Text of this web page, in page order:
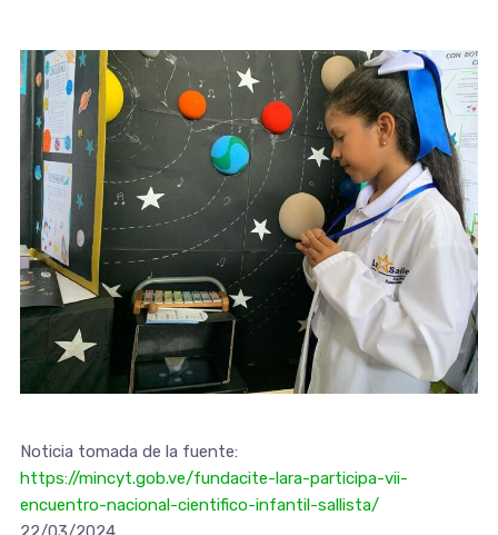
Noticia tomada de la fuente:
https://mincyt.gob.ve/fundacite-lara-participa-vii-
encuentro-nacional-cientifico-infantil-sallista/